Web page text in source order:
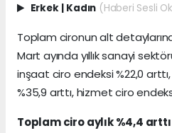
Erkek | Kadın (Haberi Sesli
Toplam cironun alt detaylarına
Mart ayında yıllık sanayi
inşaat ciro endeksi %22,0
%35,9 arttı, hizmet ciro
Toplam ciro aylık %4,4 arttı